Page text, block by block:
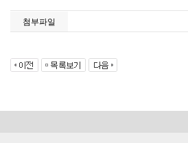
첨부파일